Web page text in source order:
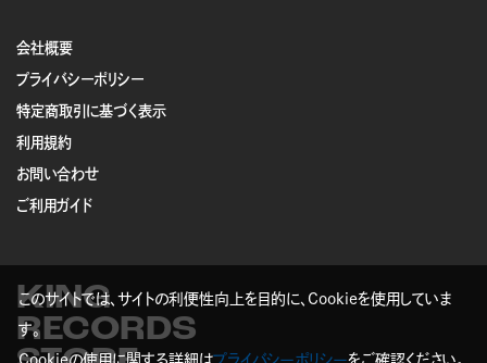
会社概要
プライバシーポリシー
特定商取引に基づく表示
利用規約
お問い合わせ
ご利用ガイド
KING
RECORDS
このサイトでは、サイトの利便性向上を目的に、Cookieを使用していま
す。